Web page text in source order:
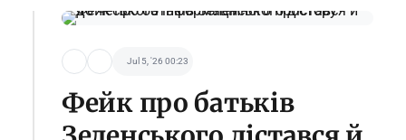
Jul 5, '26 00:23
Фейк про батьків